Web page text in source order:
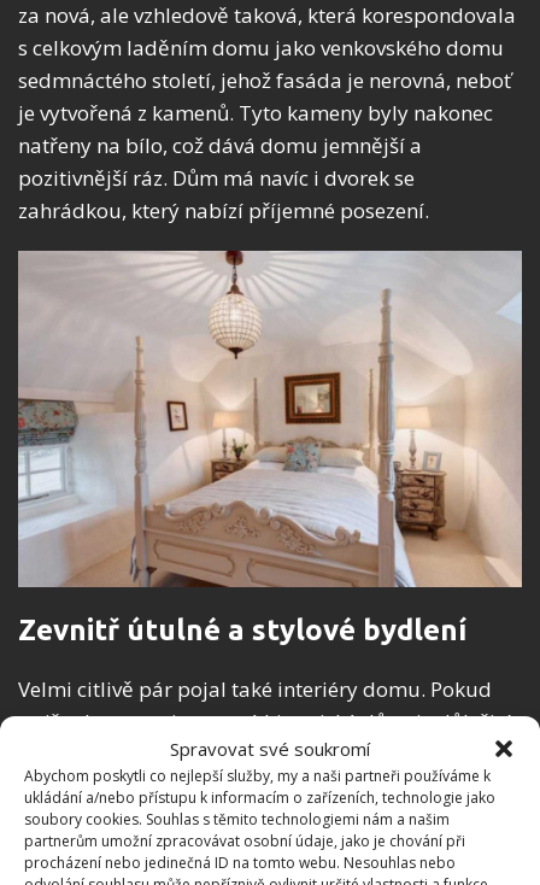
Spravovat své soukromí
Abychom poskytli co nejlepší služby, my a naši partneři používáme k
ukládání a/nebo přístupu k informacím o zařízeních, technologie jako
soubory cookies. Souhlas s těmito technologiemi nám a našim
partnerům umožní zpracovávat osobní údaje, jako je chování při
procházení nebo jedinečná ID na tomto webu. Nesouhlas nebo
za nová, ale vzhledově taková, která korespondovala
s celkovým laděním domu jako venkovského domu
sedmnáctého století, jehož fasáda je nerovná, neboť
je vytvořená z kamenů. Tyto kameny byly nakonec
natřeny na bílo, což dává domu jemnější a
pozitivnější ráz. Dům má navíc i dvorek se
zahrádkou, který nabízí příjemné posezení.
Zevnitř útulné a stylové bydlení
Velmi citlivě pár pojal také interiéry domu. Pokud
totiž rekonstruujete starý historický dům, je důležité,
aby vše na první pohled nezářilo novotou a
moderností, to celému domu ubírá na jeho kouzlu.
Naopak, i to, co je nové, musí mít na první pohled na
sobě určitou patinu. Velmi důležitá je i správná